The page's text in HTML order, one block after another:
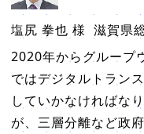
塩尻 拳也 様 滋賀県
2020年からグループ
ではデジタルトラン
していかなければな
が、三層分離など政